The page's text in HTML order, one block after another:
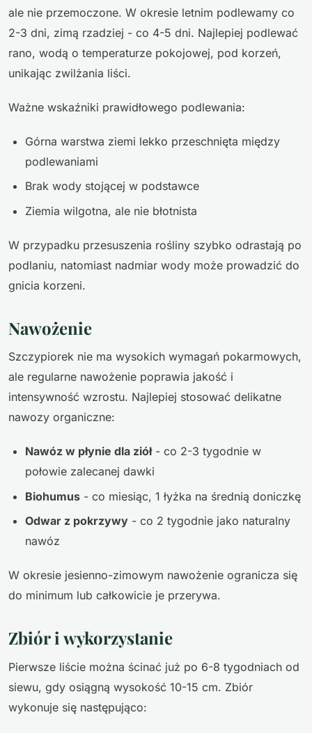
ale nie przemoczone. W okresie letnim podlewamy co
2-3 dni, zimą rzadziej - co 4-5 dni. Najlepiej podlewać
rano, wodą o temperaturze pokojowej, pod korzeń,
unikając zwilżania liści.
Ważne wskaźniki prawidłowego podlewania:
Górna warstwa ziemi lekko przeschnięta między
podlewaniami
Brak wody stojącej w podstawce
Ziemia wilgotna, ale nie błotnista
W przypadku przesuszenia rośliny szybko odrastają po
podlaniu, natomiast nadmiar wody może prowadzić do
gnicia korzeni.
Nawożenie
Szczypiorek nie ma wysokich wymagań pokarmowych,
ale regularne nawożenie poprawia jakość i
intensywność wzrostu. Najlepiej stosować delikatne
nawozy organiczne:
Nawóz w płynie dla ziół- co 2-3 tygodnie w
połowie zalecanej dawki
Biohumus - co miesiąc, 1 łyżka na średnią doniczkę
Odwar z pokrzywy - co 2 tygodnie jako naturalny
nawóz
W okresie jesienno-zimowym nawożenie ogranicza się
do minimum lub całkowicie je przerywa.
Zbiór i wykorzystanie
Pierwsze liście można ścinać już po 6-8 tygodniach od
siewu, gdy osiągną wysokość 10-15 cm. Zbiór
wykonuje się następująco: